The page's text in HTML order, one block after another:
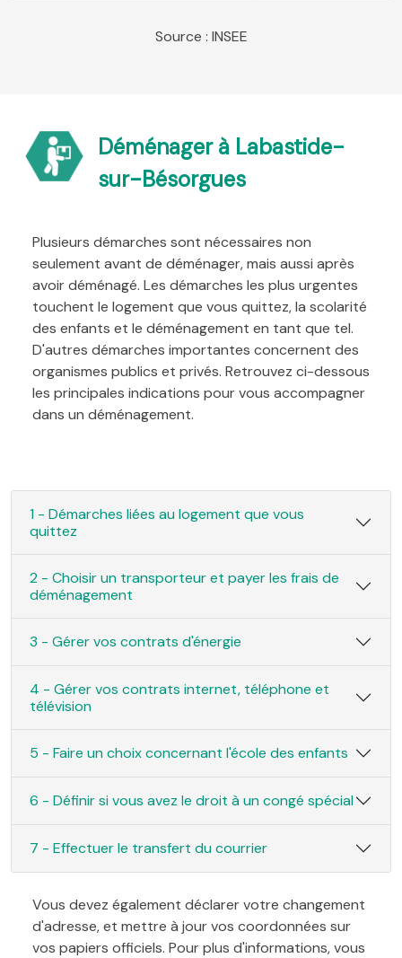
Source : INSEE
Déménager à Labastide-
sur-Bésorgues
Plusieurs démarches sont nécessaires non
seulement avant de déménager, mais aussi après
avoir déménagé. Les démarches les plus urgentes
touchent le logement que vous quittez, la scolarité
des enfants et le déménagement en tant que tel.
D'autres démarches importantes concernent des
organismes publics et privés. Retrouvez ci-dessous
les principales indications pour vous accompagner
dans un déménagement.
1 - Démarches liées au logement que vous
quittez
2 - Choisir un transporteur et payer les frais de
déménagement
3 - Gérer vos contrats d'énergie
4 - Gérer vos contrats internet, téléphone et
télévision
5 - Faire un choix concernant l'école des enfants
6 - Définir si vous avez le droit à un congé spécial
7 - Effectuer le transfert du courrier
Vous devez également déclarer votre changement
d'adresse, et mettre à jour vos coordonnées sur
vos papiers officiels. Pour plus d'informations, vous